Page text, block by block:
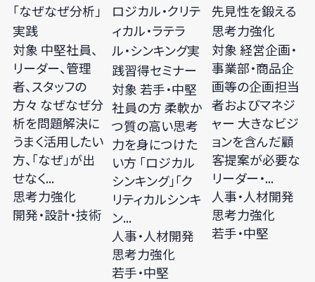
「なぜなぜ分析」
実践
対象 中堅社員、
リーダー、管理
者、スタッフの
方々 なぜなぜ分
析を問題解決に
うまく活用したい
方、「なぜ」が出
せなく...
思考力強化
開発・設計・技術
ロジカル・クリテ
ィカル・ラテラ
ル・シンキング実
践習得セミナー
対象 若手・中堅
社員の方 柔軟か
つ質の高い思考
力を身につけた
い方 「ロジカル
シンキング」「ク
リティカルシンキ
ン...
人事・人材開発
思考力強化
若手・中堅
先見性を鍛える
思考力強化
対象 経営企画・
事業部・商品企
画等の企画担当
者およびマネジ
ャー 大きなビジ
ョンを含んだ顧
客提案が必要な
リーダー・...
人事・人材開発
思考力強化
若手・中堅